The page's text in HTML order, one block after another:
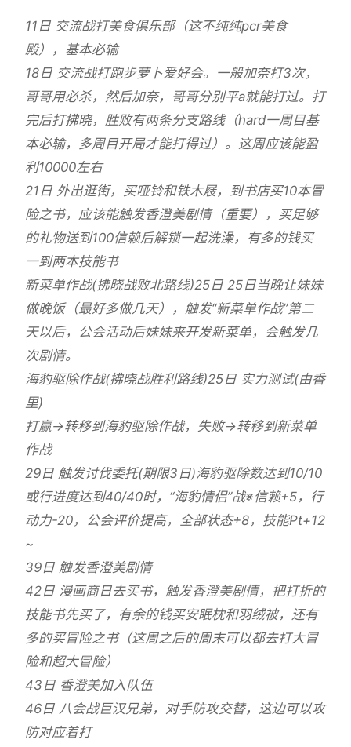
11日 交流战打美食俱乐部（这不纯纯pcr美食
殿），基本必输
18日 交流战打跑步萝卜爱好会。一般加奈打3次，
哥哥用必杀，然后加奈，哥哥分别平a就能打过。打
完后打拂晓，胜败有两条分支路线（hard一周目基
本必输，多周目开局才能打得过）。这周应该能盈
利10000左右
21日 外出逛街，买哑铃和铁木屐，到书店买10本冒
险之书，应该能触发香澄美剧情（重要），买足够
的礼物送到100信赖后解锁一起洗澡，有多的钱买
一到两本技能书
新菜单作战(拂晓战败北路线)25日 25日当晚让妹妹
做晚饭（最好多做几天），触发“新菜单作战”第二
天以后，公会活动后妹妹来开发新菜单，会触发几
次剧情。
海豹驱除作战(拂晓战胜利路线)25日 实力测试(由香
里)
打赢→转移到海豹驱除作战，失败→转移到新菜单
作战
29日 触发讨伐委托(期限3日)海豹驱除数达到10/10
或行进度达到40/40时，“海豹情侣”战※信赖+5，行
动力-20，公会评价提高，全部状态+8，技能Pt+12
~
39日 触发香澄美剧情
42日 漫画商日去买书，触发香澄美剧情，把打折的
技能书先买了，有余的钱买安眠枕和羽绒被，还有
多的买冒险之书（这周之后的周末可以都去打大冒
险和超大冒险）
43日 香澄美加入队伍
46日 八会战巨汉兄弟，对手防攻交替，这边可以攻
防对应着打